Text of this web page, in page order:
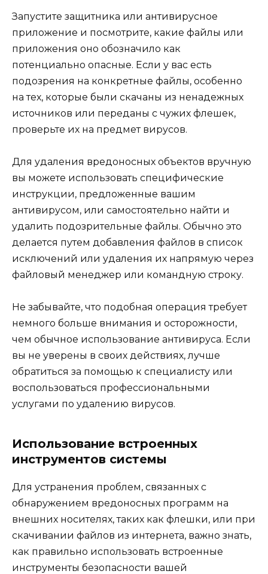
Запустите защитника или антивирусное
приложение и посмотрите, какие файлы или
приложения оно обозначило как
потенциально опасные. Если у вас есть
подозрения на конкретные файлы, особенно
на тех, которые были скачаны из ненадежных
источников или переданы с чужих флешек,
проверьте их на предмет вирусов.
Для удаления вредоносных объектов вручную
вы можете использовать специфические
инструкции, предложенные вашим
антивирусом, или самостоятельно найти и
удалить подозрительные файлы. Обычно это
делается путем добавления файлов в список
исключений или удаления их напрямую через
файловый менеджер или командную строку.
Не забывайте, что подобная операция требует
немного больше внимания и осторожности,
чем обычное использование антивируса. Если
вы не уверены в своих действиях, лучше
обратиться за помощью к специалисту или
воспользоваться профессиональными
услугами по удалению вирусов.
Использование встроенных
инструментов системы
Для устранения проблем, связанных с
обнаружением вредоносных программ на
внешних носителях, таких как флешки, или при
скачивании файлов из интернета, важно знать,
как правильно использовать встроенные
инструменты безопасности вашей